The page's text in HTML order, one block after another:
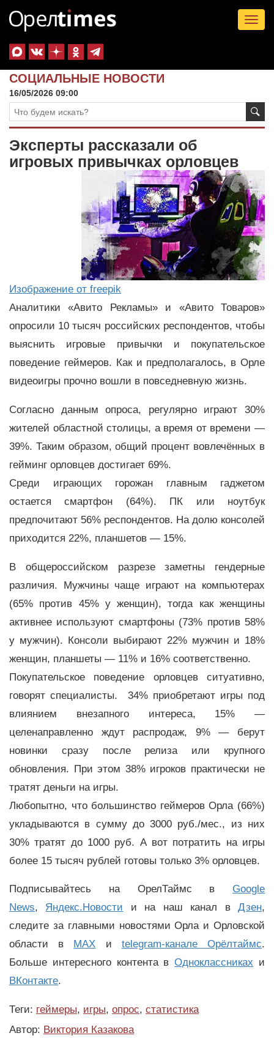
СОЦИАЛЬНЫЕ НОВОСТИ
16/05/2026 09:00
Эксперты рассказали об
игровых привычках орловцев
Изображение от freepik
Аналитики «Авито Рекламы» и «Авито Товаров»
опросили 10 тысяч российских респондентов, чтобы
выяснить игровые привычки и покупательское
поведение геймеров. Как и предполагалось, в Орле
видеоигры прочно вошли в повседневную жизнь.
Согласно данным опроса, регулярно играют 30%
жителей областной столицы, а время от времени —
39%. Таким образом, общий процент вовлечённых в
гейминг орловцев достигает 69%.
Среди играющих горожан главным гаджетом
остается смартфон (64%). ПК или ноутбук
предпочитают 56% респондентов. На долю консолей
приходится 22%, планшетов — 15%.
В общероссийском разрезе заметны гендерные
различия. Мужчины чаще играют на компьютерах
(65% против 45% у женщин), тогда как женщины
активнее используют смартфоны (73% против 58%
у мужчин). Консоли выбирают 22% мужчин и 18%
женщин, планшеты — 11% и 16% соответственно.
Покупательское поведение орловцев ситуативно,
говорят специалисты. 34% приобретают игры под
влиянием внезапного интереса, 15% —
целенаправленно ждут распродаж, 9% — берут
новинки сразу после релиза или крупного
обновления. При этом 38% игроков практически не
тратят деньги на игры.
Любопытно, что большинство геймеров Орла (66%)
укладываются в сумму до 3000 руб./мес., из них
30% тратят до 1000 руб. А вот потратить на игры
более 15 тысяч рублей готовы только 3% орловцев.
Подписывайтесь на ОрелТаймс в Google
News, Яндекс.Новости и на наш канал вДзен,
следите за главными новостями Орла и Орловской
области в MAX и telegram-канале Орёлтаймс.
Больше интересного контента вОдноклассниках и
ВКонтакте.
Теги: геймеры, игры, опрос, статистика
Автор: Виктория Казакова